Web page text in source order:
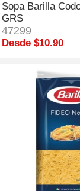
Sopa Barilla
GRS
47299
Desde $10.90